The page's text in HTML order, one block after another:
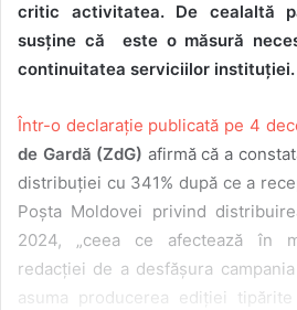
critic activitatea. De cealaltă
susține că
este o măsură
continuitatea serviciilor instituției.
Într-o declarație publicată pe 4
de Gardă (ZdG) afirmă că a
distribuției cu 341% după ce a
Poșta Moldovei privind
2024, „ceea ce afectează în
redacției de a desfășura
asuma producerea ediției